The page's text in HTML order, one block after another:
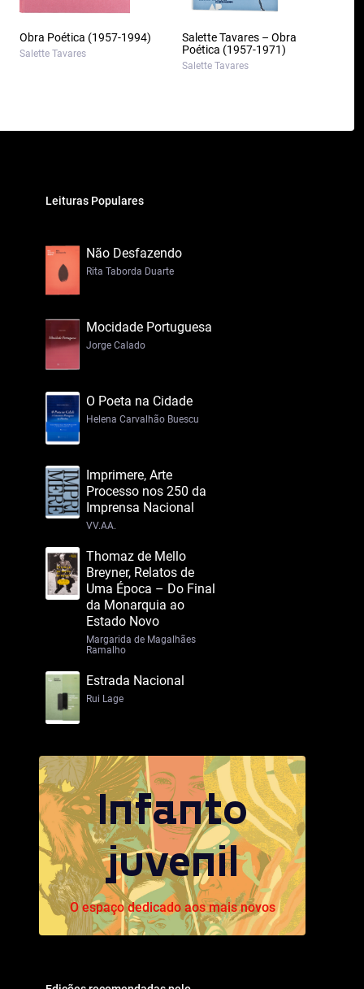
Obra Poética (1957-1994)
Salette Tavares
Salette Tavares – Obra
Poética (1957-1971)
Salette Tavares
Leituras Populares
Não Desfazendo
Rita Taborda Duarte
Mocidade Portuguesa
Jorge Calado
O Poeta na Cidade
Helena Carvalhão Buescu
Imprimere, Arte
Processo nos 250 da
Imprensa Nacional
VV.AA.
Thomaz de Mello
Breyner, Relatos de
Uma Época – Do Final
da Monarquia ao
Estado Novo
Margarida de Magalhães
Ramalho
Estrada Nacional
Rui Lage
Infanto
juvenil
O espaço dedicado aos mais novos